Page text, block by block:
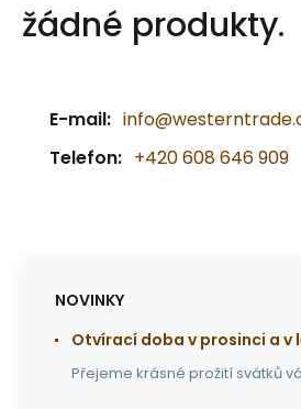
žádné produkty.
E-mail:
Telefon: +420 608 646 909
NOVINKY
Otvírací doba v prosinci a v
Přejeme krásné prožití svátků